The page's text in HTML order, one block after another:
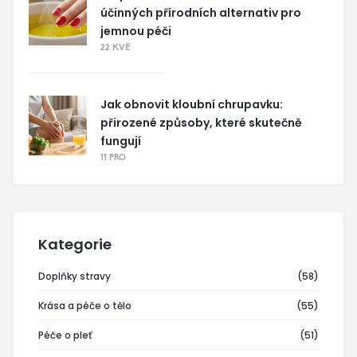
účinných přírodních alternativ pro
jemnou péči
22 KVĚ
Jak obnovit kloubní chrupavku:
přirozené způsoby, které skutečně
fungují
11 PRO
Kategorie
Doplňky stravy (58)
Krása a péče o tělo (55)
Péče o pleť (51)